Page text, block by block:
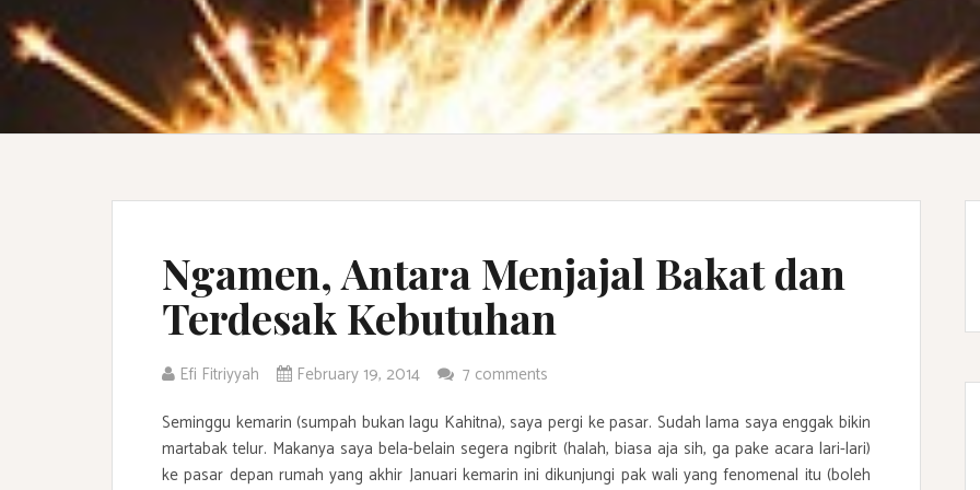
Ngamen, Antara Menjajal Bakat dan
Terdesak Kebutuhan
Efi Fitriyyah February 19, 2014
7 comments
Seminggu kemarin (sumpah bukan lagu Kahitna), saya pergi ke pasar. Sudah lama saya enggak bikin
martabak telur. Makanya saya bela-belain segera ngibrit (halah, biasa aja sih, ga pake acara lari-lari)
ke pasar depan rumah yang akhir Januari kemarin ini dikunjungi pak wali yang fenomenal itu (boleh